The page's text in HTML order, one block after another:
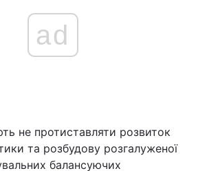
ad
не протиставляти розвиток
та розбудову розгалуженої
балансуючих